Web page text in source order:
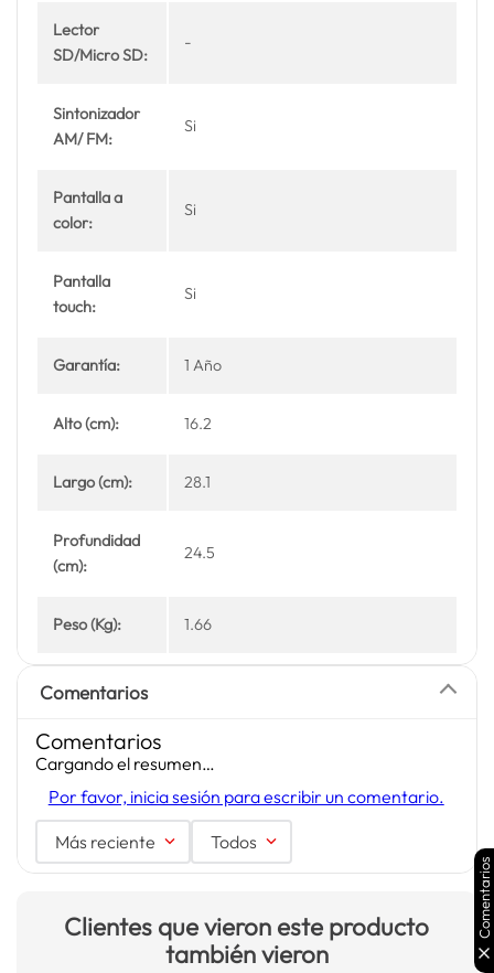
Lector
SD/Micro SD:
-
Sintonizador
AM/ FM:
Si
Pantalla a
color:
Si
Pantalla
touch:
Si
Garantía: 1 Año
Alto (cm): 16.2
Largo (cm): 28.1
Profundidad
(cm):
24.5
Peso (Kg): 1.66
Comentarios
Comentarios
Cargando el resumen…
Por favor, inicia sesión para escribir un comentario.
Más reciente Todos
Clientes que vieron este producto
también vieron
Comentarios